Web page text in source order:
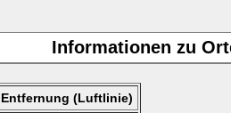
Informationen zu
Entfernung (Luftlinie)